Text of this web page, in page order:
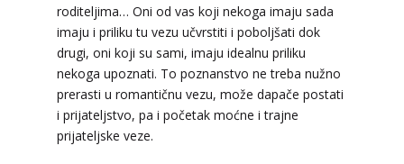
roditeljima… Oni od vas koji nekoga imaju sada
imaju i priliku tu vezu učvrstiti i poboljšati dok
drugi, oni koji su sami, imaju idealnu priliku
nekoga upoznati. To poznanstvo ne treba nužno
prerasti u romantičnu vezu, može dapače postati
i prijateljstvo, pa i početak moćne i trajne
prijateljske veze.
TEHNIKE:tarot, psihološki razgovori
Broj tel: 064/600-600
tel:0,93€ - mob:1,12€ min
VESNA